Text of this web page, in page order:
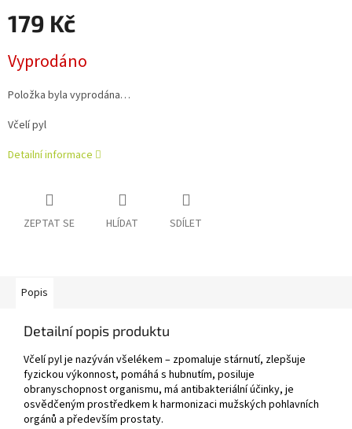
179 Kč
cena:
Vyprodáno
Položka byla vyprodána…
Včelí pyl
Detailní informace
ZEPTAT SE HLÍDAT SDÍLET
Popis
Detailní popis produktu
Včelí pyl je nazýván všelékem – zpomaluje stárnutí, zlepšuje
fyzickou výkonnost, pomáhá s hubnutím, posiluje
obranyschopnost organismu, má antibakteriální účinky, je
osvědčeným prostředkem k harmonizaci mužských pohlavních
orgánů a především prostaty.